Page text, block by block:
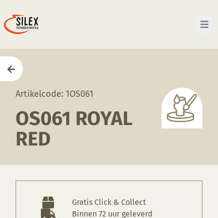
Open
Artikelcode: 1OS061
OS061 ROYAL
RED
Gratis Click & Collect
Binnen 72 uur geleverd